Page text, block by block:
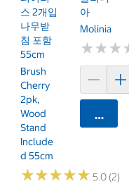
스 2개입
나무받
침 포함
55cm
Brush
Cherry
2pk,
Wood
Stand
Include
D 55cm
★★★★★
★★★★★ 5.0 (2)
아
Molinia
★★★
★★★
카트에